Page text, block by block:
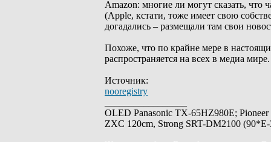
Amazon: многие ли могут сказать, что
(Apple, кстати, тоже имеет свою
догадались – размещали там свои
Похоже, что по крайне мере в
распространяется на всех в медиа мире.
Источник:
nooregistry
OLED Panasonic TX-65HZ980E;
ZXC 120cm, Strong SRT-DM2100